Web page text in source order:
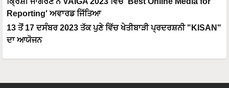
Reporting' ਅਵਾਰਡ ਜਿੱਤਿਆ
13 ਤੋਂ 17 ਦਸੰਬਰ 2023 ਤੱਕ ਪੁਣੇ ਵਿੱਚ ਖੇਤੀਬਾੜੀ ਪ੍ਰਦਰਸ਼ਨੀ "KISAN"
ਦਾ ਆਯੋਜਨ